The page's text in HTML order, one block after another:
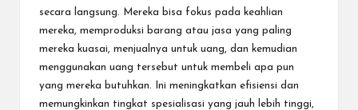
secara langsung. Mereka bisa fokus pada keahlian
mereka, memproduksi barang atau jasa yang paling
mereka kuasai, menjualnya untuk uang, dan kemudian
menggunakan uang tersebut untuk membeli apa pun
yang mereka butuhkan. Ini meningkatkan efisiensi dan
memungkinkan tingkat spesialisasi yang jauh lebih tinggi,